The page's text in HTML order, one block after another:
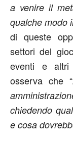
a venire il
qualche modo
di queste
settori del
eventi e altri
osserva che “
chiedendo
e cosa